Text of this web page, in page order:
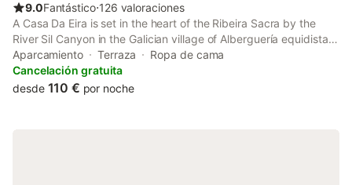
9.0Fantástico⋅126 valoraciones
A Casa Da Eira is set in the heart of the Ribeira Sacra by the
River Sil Canyon in the Galician village of Alberguería equidistant
from the natural viewpoint Pé de Home and Vilouxe.
Aparcamiento Terraza
Ropa de cama
Cancelación gratuita
desde 110 € por noche